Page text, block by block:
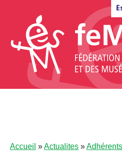
Accueil »Actualites »Adhérents